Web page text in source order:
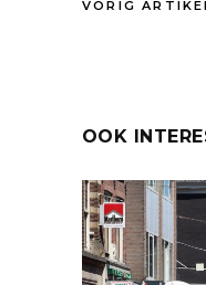
VORIG
OOK